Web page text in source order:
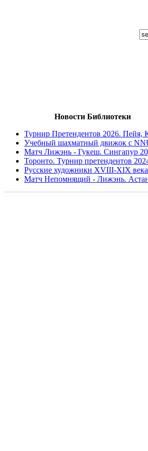
Новости Библиотеки
Турнир Претендентов 2026. Пейя,
Учебный шахматный движок с
Матч Лижэнь - Гукеш. Сингапур
Торонто. Турнир претендентов
Русские художники XVIII-XIX
Матч Непомнящий - Лижэнь.